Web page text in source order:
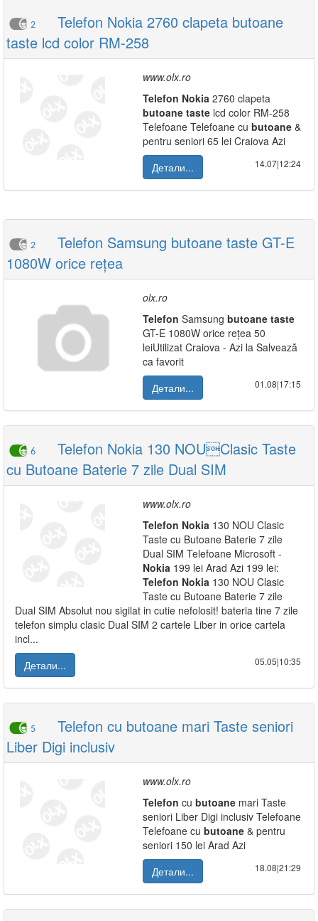
2
Telefon Nokia 2760 clapeta butoane
taste lcd color RM-258
www.olx.ro
Telefon Nokia 2760 clapeta
butoane taste lcd color RM-258
Telefoane Telefoane cu butoane &
pentru seniori 65 lei Craiova Azi
Детали...
14.07|12:24
2
Telefon Samsung butoane taste GT-E
1080W orice rețea
olx.ro
Telefon Samsung butoane taste
GT-E 1080W orice rețea 50
leiUtilizat Craiova - Azi la Salvează
ca favorit
Детали...
01.08|17:15
6
Telefon Nokia 130 NOUClasic Taste
cu Butoane Baterie 7 zile Dual SIM
www.olx.ro
Telefon Nokia 130 NOU Clasic
Taste cu Butoane Baterie 7 zile
Dual SIM Telefoane Microsoft -
Nokia 199 lei Arad Azi 199 lei:
Telefon Nokia 130 NOU Clasic
Taste cu Butoane Baterie 7 zile
Dual SIM Absolut nou sigilat in cutie nefolosit! bateria tine 7 zile
telefon simplu clasic Dual SIM 2 cartele Liber in orice cartela
incl...
Детали...
05.05|10:35
5
Telefon cu butoane mari Taste seniori
Liber Digi inclusiv
www.olx.ro
Telefon cu butoane mari Taste
seniori Liber Digi inclusiv Telefoane
Telefoane cu butoane & pentru
seniori 150 lei Arad Azi
Детали...
18.08|21:29